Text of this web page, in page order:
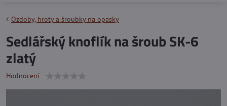
Ozdoby, hroty a šroubky na opasky
Sedlářský knoflík na šroub SK-6
zlatý
Hodnocení